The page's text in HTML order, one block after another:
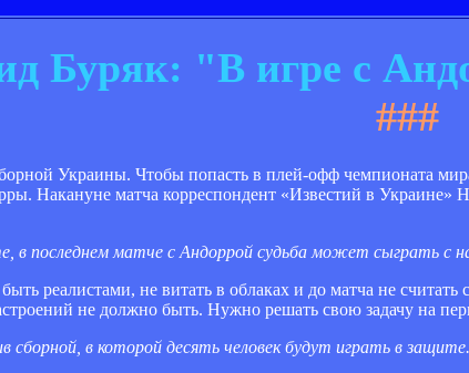
Буряк: "В игре с
###
Украины. Чтобы попасть в плей-офф чемпионата
Накануне матча корреспондент «Известий в
в последнем матче с Андоррой судьба может сыграть с
реалистами, не витать в облаках и до матча не
не должно быть. Нужно решать свою задачу на
сборной, в которой десять человек будут играть в